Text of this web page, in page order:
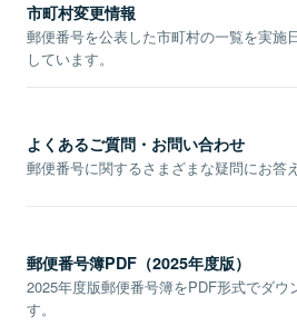
市町村変更情報
郵便番号を公表した市町村の一覧を実施
しています。
よくあるご質問・お問い合わせ
郵便番号に関するさまざまな疑問にお答
郵便番号簿PDF（2025年度版）
2025年度版郵便番号簿をPDF形式でダウ
す。